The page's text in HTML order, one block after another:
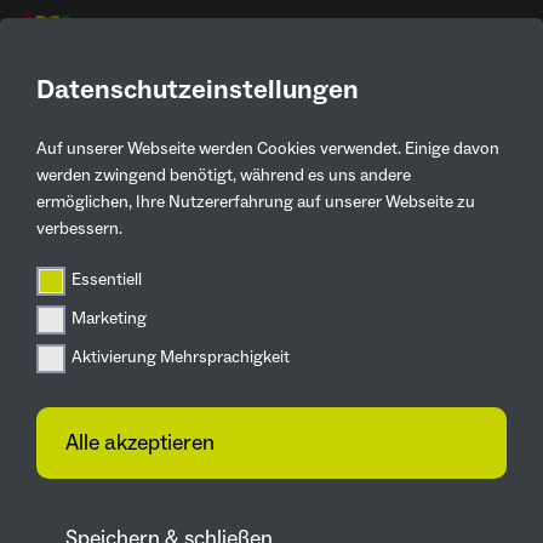
Datenschutzeinstellungen
Auf unserer Webseite werden Cookies verwendet. Einige davon
werden zwingend benötigt, während es uns andere
ermöglichen, Ihre Nutzererfahrung auf unserer Webseite zu
verbessern.
Essentiell
Marketing
Aktivierung Mehrsprachigkeit
Alle akzeptieren
HIER BLÜHT
DIR WAS.
Gartenausstellung in fünf